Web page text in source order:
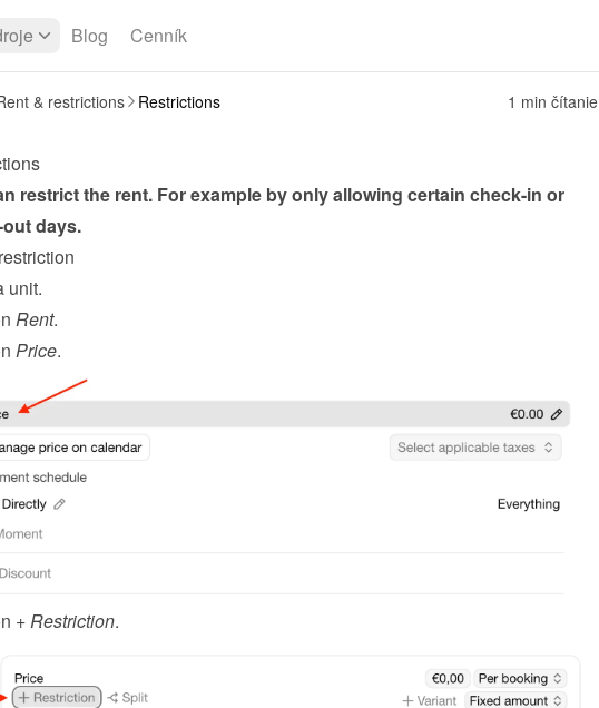
Blog Cenník
& restrictions Restrictions 1 min čítanie
restrict the rent. For example by only allowing certain check-in or
days.
unit.
Rent.
Price.
+ Restriction.